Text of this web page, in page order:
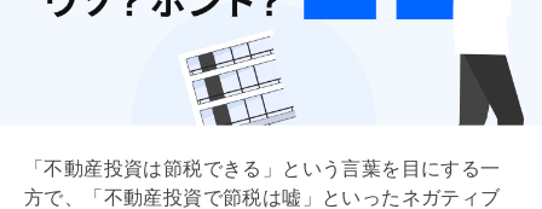
「不動産投資は節税できる」という言葉を目にする一
方で、「不動産投資で節税は嘘」といったネガティブ